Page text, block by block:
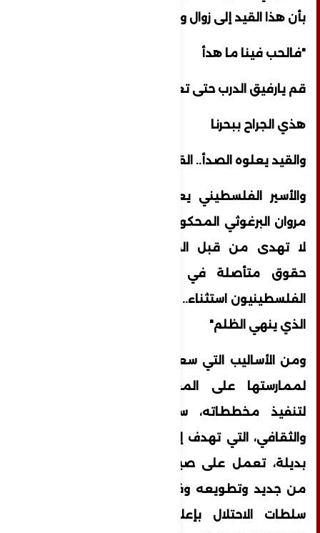
بأن هذا القيد إلى زوال والفرج قريب
"فالحب فينا ما هدأ
قم يارفيق الدرب حتى تعتلي
هذي الجراح ببحرنا
والقيد يعلوه الصدأ.. القيد يعلوه الصدأ"
والأسير الفلسطيني يعرف الدرب جيدا يقول
مروان البرغوثي المحكوم بالمؤبدات " الحقوق
لا تهدى من قبل الظالم، الحرية والكرامة
حقوق متأصلة في الإنسانية ولن يكون
الفلسطينيون استثناء.. إنهاء الاحتلال وحده هو
الذي ينهي الظلم"
ومن الأساليب التي سعى الاحتلال "الإسرائيلي"
لممارستها على المعتقلين الفلسطينيين
لتنفيذ مخططاته، سياسة الإفراغ الفكري
والثقافي، التي تهدف إلى زرع ثقافة مشوّهة
بديلة، تعمل على صياغة نفسية المعتقل
من جديد وتطويعه وفق إرادتها؛ لهذا قامت
سلطات الاحتلال بإعلان الحظر التام على